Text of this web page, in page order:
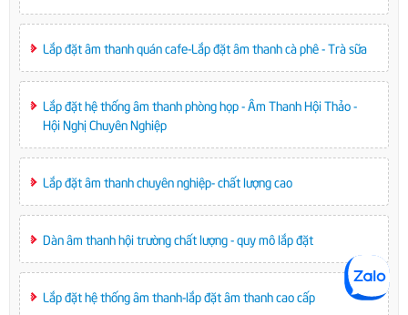
Lắp đặt âm thanh quán cafe-Lắp đặt âm thanh cà phê - Trà sữa
Lắp đặt hệ thống âm thanh phòng họp - Âm Thanh Hội Thảo -
Hội Nghị Chuyên Nghiệp
Lắp đặt âm thanh chuyên nghiệp- chất lượng cao
Dàn âm thanh hội trường chất lượng - quy mô lắp đặt
Lắp đặt hệ thống âm thanh-lắp đặt âm thanh cao cấp